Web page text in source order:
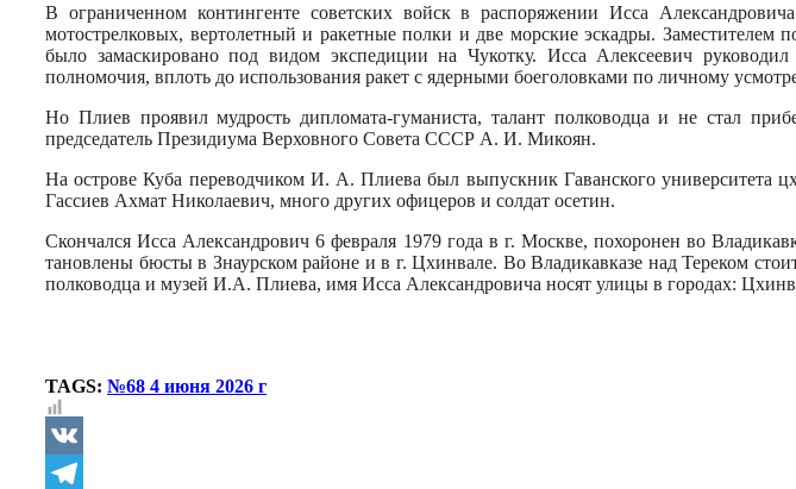
В ограниченном контингенте совет­ских войск в распоряжении Исса
мотострелко­вых, вертолетный и ракетные полки и две морские эскадры.
было замаскировано под видом экспедиции на Чукотку. Исса Алексеевич
полномочия, вплоть до использования ракет с ядерными боеголовка­ми по личному
Но Плиев проявил мудрость дипломата-гуманиста, талант полководца и не стал
председатель Прези­диума Верховного Совета СССР А. И. Микоян.
На острове Куба переводчиком И. А. Плиева был выпускник Гаванского университета
Гассиев Ахмат Николаевич, много других офицеров и солдат осетин.
Скончался Исса Александрович 6 февраля 1979 года в г. Москве, похо­ронен во
тановлены бюсты в Знаурском райо­не и в г. Цхинвале. Во Владикавказе над Тереком
полководца и музей И.А. Плиева, имя Исса Александровича носят улицы в городах:
TAGS: №68 4 июня 2026 г
VK